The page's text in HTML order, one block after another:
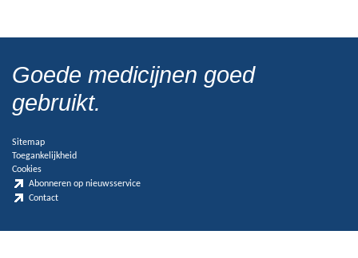
Goede medicijnen goed
gebruikt.
Sitemap
Toegankelijkheid
Cookies
Abonneren op nieuwsservice
Contact